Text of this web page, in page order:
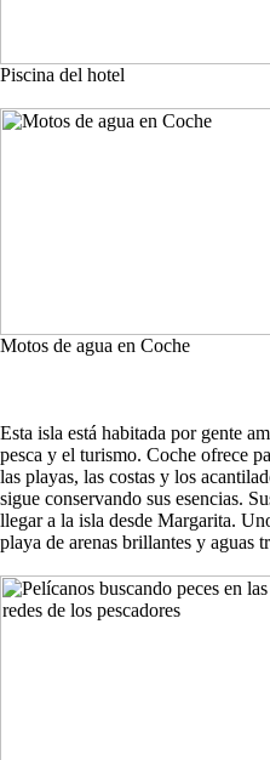
Piscina del hotel
Motos de agua en Coche
Esta isla está habitada por gente
pesca y el turismo. Coche ofrece
las playas, las costas y los
sigue conservando sus esencias.
llegar a la isla desde Margarita.
playa de arenas brillantes y aguas